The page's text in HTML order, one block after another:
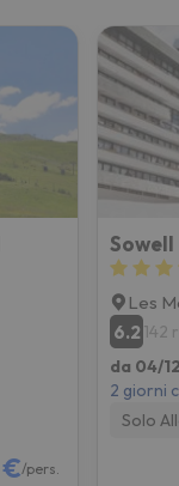
€/pers.
Sowell
Les
6.2 142
da 04/
2 giorni
Solo